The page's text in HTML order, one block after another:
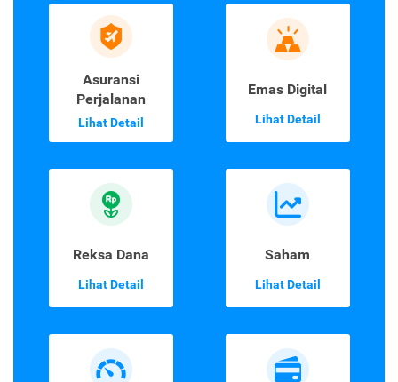
Asuransi
Perjalanan
Lihat Detail
Emas Digital
Lihat Detail
Reksa Dana
Lihat Detail
Saham
Lihat Detail